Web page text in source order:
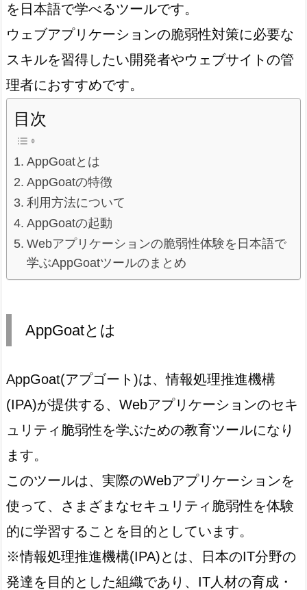
を日本語で学べるツールです。
ウェブアプリケーションの脆弱性対策に必要な
スキルを習得したい開発者やウェブサイトの管
理者におすすめです。
目次
AppGoatとは
AppGoatの特徴
利用方法について
AppGoatの起動
Webアプリケーションの脆弱性体験を日本語で
学ぶAppGoatツールのまとめ
AppGoatとは
AppGoat(アプゴート)は、情報処理推進機構
(IPA)が提供する、Webアプリケーションのセキ
ュリティ脆弱性を学ぶための教育ツールになり
ます。
このツールは、実際のWebアプリケーションを
使って、さまざまなセキュリティ脆弱性を体験
的に学習することを目的としています。
※情報処理推進機構(IPA)とは、日本のIT分野の
発達を目的とした組織であり、IT人材の育成・